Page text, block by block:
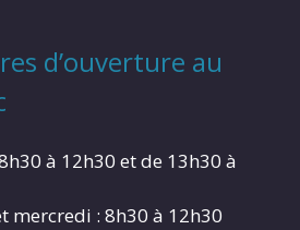
d’ouverture au
à 12h30 et de 13h30 à
mercredi : 8h30 à 12h30